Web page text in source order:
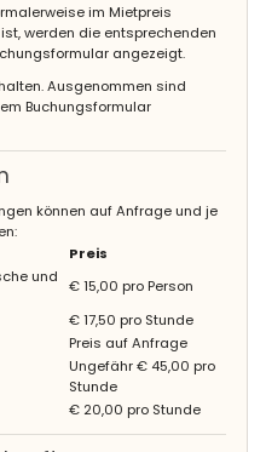
im Mietpreis
werden die entsprechenden
angezeigt.
Ausgenommen sind
Buchungsformular
können auf Anfrage und je
Preis
und
€ 15,00 pro Person
€ 17,50 pro Stunde
Preis auf Anfrage
Ungefähr € 45,00 pro
Stunde
€ 20,00 pro Stunde